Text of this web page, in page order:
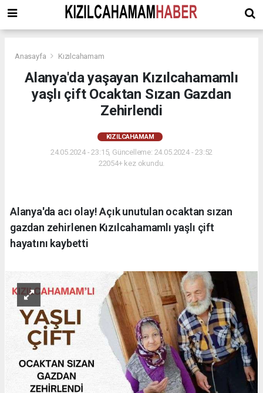
Anasayfa Kızılcahamam
Alanya'da yaşayan Kızılcahamamlı
yaşlı çift Ocaktan Sızan Gazdan
Zehirlendi
KIZILCAHAMAM
24.05.2024 - 23:15, Güncelleme: 24.05.2024 - 23:52
22054+ kez okundu.
Alanya'da acı olay! Açık unutulan ocaktan sızan
gazdan zehirlenen Kızılcahamamlı yaşlı çift
hayatını kaybetti